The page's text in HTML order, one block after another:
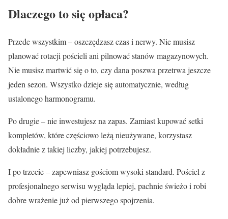
Dlaczego to się opłaca?
Przede wszystkim – oszczędzasz czas i nerwy. Nie musisz
planować rotacji pościeli ani pilnować stanów magazynowych.
Nie musisz martwić się o to, czy dana poszwa przetrwa jeszcze
jeden sezon. Wszystko dzieje się automatycznie, według
ustalonego harmonogramu.
Po drugie – nie inwestujesz na zapas. Zamiast kupować setki
kompletów, które częściowo leżą nieużywane, korzystasz
dokładnie z takiej liczby, jakiej potrzebujesz.
I po trzecie – zapewniasz gościom wysoki standard. Pościel z
profesjonalnego serwisu wygląda lepiej, pachnie świeżo i robi
dobre wrażenie już od pierwszego spojrzenia.